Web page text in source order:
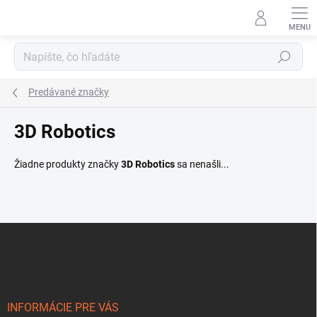
Hľadať
Predávané značky
3D Robotics
Žiadne produkty značky3D Roboticssa nenašli...
INFORMÁCIE PRE VÁS